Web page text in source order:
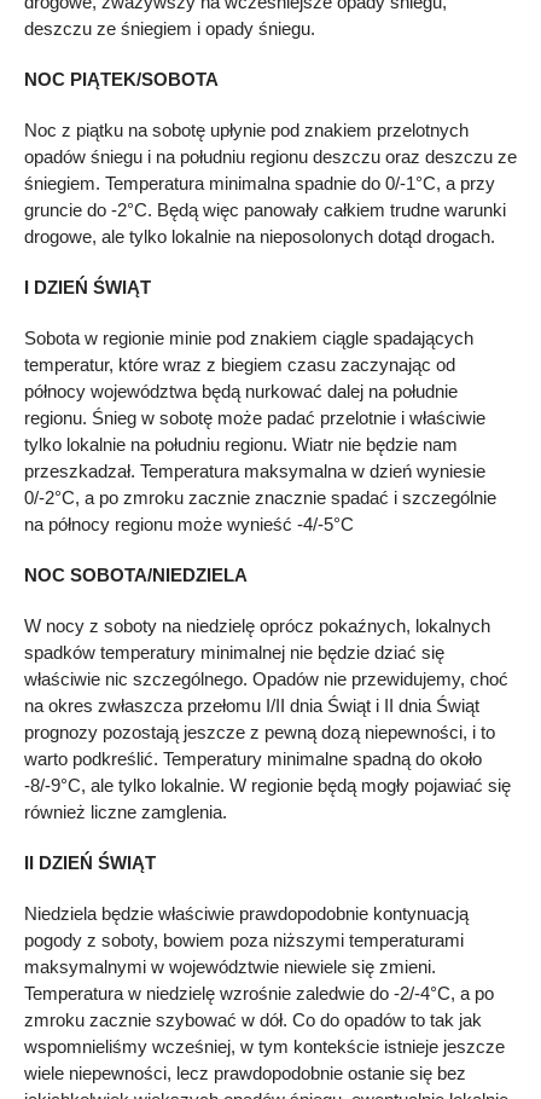
deszczu ze śniegiem i opady śniegu.
NOC PIĄTEK/SOBOTA
Noc z piątku na sobotę upłynie pod znakiem przelotnych
opadów śniegu i na południu regionu deszczu oraz deszczu ze
śniegiem. Temperatura minimalna spadnie do 0/-1°C, a przy
gruncie do -2°C. Będą więc panowały całkiem trudne warunki
drogowe, ale tylko lokalnie na nieposolonych dotąd drogach.
I DZIEŃ ŚWIĄT
Sobota w regionie minie pod znakiem ciągle spadających
temperatur, które wraz z biegiem czasu zaczynając od
północy województwa będą nurkować dalej na południe
regionu. Śnieg w sobotę może padać przelotnie i właściwie
tylko lokalnie na południu regionu. Wiatr nie będzie nam
przeszkadzał. Temperatura maksymalna w dzień wyniesie
0/-2°C, a po zmroku zacznie znacznie spadać i szczególnie
na północy regionu może wynieść -4/-5°C
NOC SOBOTA/NIEDZIELA
W nocy z soboty na niedzielę oprócz pokaźnych, lokalnych
spadków temperatury minimalnej nie będzie dziać się
właściwie nic szczególnego. Opadów nie przewidujemy, choć
na okres zwłaszcza przełomu I/II dnia Świąt i II dnia Świąt
prognozy pozostają jeszcze z pewną dozą niepewności, i to
warto podkreślić. Temperatury minimalne spadną do około
-8/-9°C, ale tylko lokalnie. W regionie będą mogły pojawiać się
również liczne zamglenia.
II DZIEŃ ŚWIĄT
Niedziela będzie właściwie prawdopodobnie kontynuacją
pogody z soboty, bowiem poza niższymi temperaturami
maksymalnymi w województwie niewiele się zmieni.
Temperatura w niedzielę wzrośnie zaledwie do -2/-4°C, a po
zmroku zacznie szybować w dół. Co do opadów to tak jak
wspomnieliśmy wcześniej, w tym kontekście istnieje jeszcze
wiele niepewności, lecz prawdopodobnie ostanie się bez